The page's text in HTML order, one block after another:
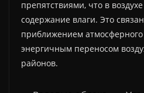
препятствиями, что в
содержание влаги. Это
приближением
энергичным переносом
районов.